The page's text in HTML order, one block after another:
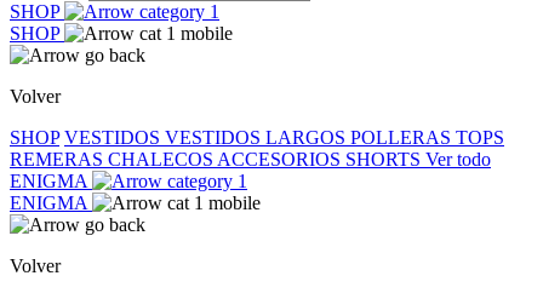
SHOP
SHOP
Volver
SHOP VESTIDOS VESTIDOS LARGOS POLLERAS TOPS
REMERAS CHALECOS ACCESORIOS SHORTS Ver todo
ENIGMA
ENIGMA
Volver